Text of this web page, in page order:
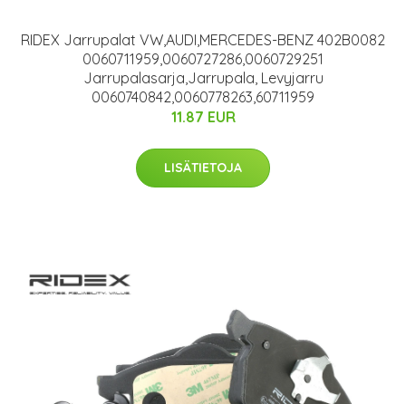
RIDEX Jarrupalat VW,AUDI,MERCEDES-BENZ 402B0082
0060711959,0060727286,0060729251
Jarrupalasarja,Jarrupala, Levyjarru
0060740842,0060778263,60711959
11.87 EUR
LISÄTIETOJA